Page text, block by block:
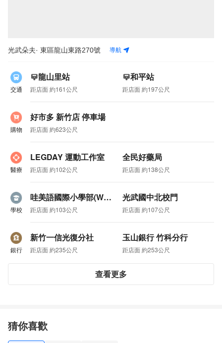
光武朵夫· 東區龍山東路270號 導航
交通
龍山里站
距店面 約161公尺
和平站
距店面 約197公尺
購物
好市多 新竹店 停車場
距店面 約623公尺
醫療
LEGDAY 運動工作室
距店面 約102公尺
全民好藥局
距店面 約138公尺
學校
哇美語國際小學部(WOW American School)
距店面 約103公尺
光武國中北校門
距店面 約107公尺
銀行
新竹一信光復分社
距店面 約235公尺
玉山銀行 竹科分行
距店面 約253公尺
查看更多
猜你喜歡